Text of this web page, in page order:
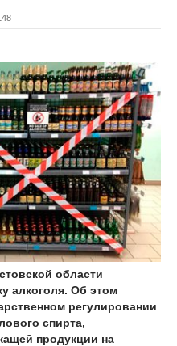
области
алкоголя. Об этом
регулировании
спирта,
продукции на